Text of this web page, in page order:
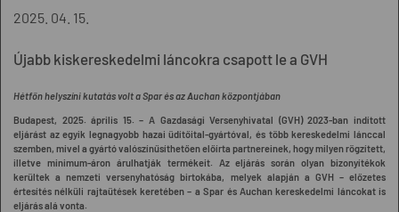
2025. 04. 15.
Újabb kiskereskedelmi láncokra csapott le a GVH
Hétfőn helyszíni kutatás volt a Spar és az Auchan központjában
Budapest, 2025. április 15. – A Gazdasági Versenyhivatal (GVH) 2023-ban indított
eljárást az egyik legnagyobb hazai üdítőital-gyártóval, és több kereskedelmi lánccal
szemben, mivel a gyártó valószínűsíthetőenelőírta partnereinek, hogy milyen rögzített,
illetve minimum-áron árulhatják termékeit. Az eljárás során olyan bizonyítékok
kerültek a nemzeti versenyhatóság birtokába, melyek alapján a GVH – előzetes
értesítés nélküli rajtaütések keretében – a Spar és Auchan kereskedelmi láncokat is
eljárás alá vonta.